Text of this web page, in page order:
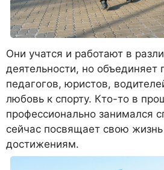
Они учатся и работают в
деятельности, но объединяет
педагогов, юристов,
любовь к спорту. Кто-то в
профессионально занимался
сейчас посвящает свою
достижениям.